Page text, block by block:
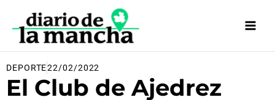
contenido
DEPORTE22/02/2022
El Club de Ajedrez